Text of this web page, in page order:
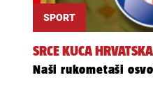
SPORT
SRCE KUCA
Naši rukometaši